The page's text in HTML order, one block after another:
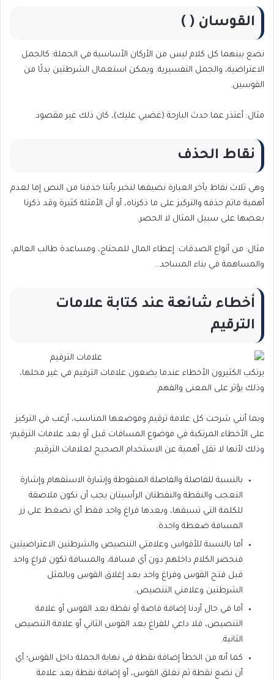
القوسان ( )
نضع بينهما كل كلام ليس من الأركان الأساسية في الجملة: كالجمل
الاعتراضية، والجمل التفسيرية. ويمكن استعمال الشرطتين بدلًا من
القوسين.
مثال: أعتذر عما حدث البارحة (غضبي عليك)، كان ذلك غير مقصود.
نقاط الحذف
وهي ثلاث نقاط بآخر العبارة نضيفها لنخبر بأننا حذفنا من النص إما لعدم
أهمية ماتم حذفه والتركيز على ما ذكرناه، أو أن الأمثلة كثيرة وقد ذكرنا
بعضها على سبيل المثال لا الحصر.
مثال: من أنواع الصدقات: إعطاء المال للمحتاج، ومساعدة طالب العالم،
والمساهمة في بناء المساجد…
أخطاء شائعة عند كتابة علامات
الترقيم
يرتكب الكثيرون الأخطاء عندما يضعون علامات الترقيم في غير محلها،
وذلك يؤثر على المعنى والفهم.
وبما أنني شرحت كل علامة ترقيم وموضعها المناسب، أرغب في التركيز
على الأخطاء المرتكبة في موضوع المسافات قبل أو بعد علامات الترقيم؛
وذلك لأنها لا تقل أهمية عن الاستخدام الصحيح لعلامات الترقيم:
بالنسبة للفاصلة والفاصلة المنقوطة وإشارة الاستفهام وإشارة
التعجب والنقطة والنقطتان الرأسيتان يجب أن تكون ملاصقة
للكلمة التي تسبقها، وبعدها فراغ واحد فقط أي نضغط على زر
المسافة ضغطة واحدة.
أما بالنسبة للأقواس وعلامتي التنصيص والشرطتين الاعتراضيتين
فنحصر الكلام داخلهم دون أي مسافة، والمسافة تكون فراغ واحد
قبل فتح القوس وفراغ واحد بعد إغلاق القوس وبالمثل
الشرطتين وعلامتي التنصيص.
أما في حال أردنا إضافة فاصة أو نقطة بعد القوس أو علامة
التنصيص، فلا داعي للفراغ بعد القوس الثاني أو علامة التنصيص
الثانية.
كما أنه من الخطأ إضافة نقطة في نهاية الجملة داخل القوس؛ أي
أن نضع نقطة ثم نغلق القوس، أو إضافة نقطة بعد علامة